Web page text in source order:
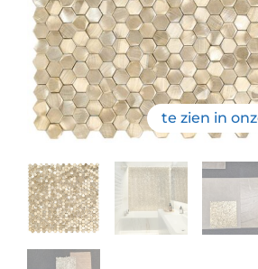
te zien in